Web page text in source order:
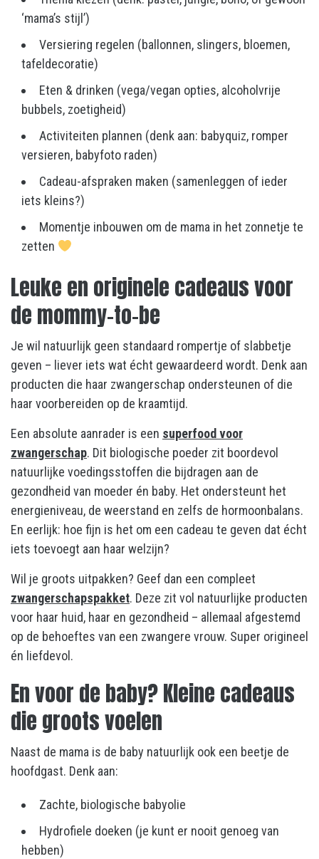
‘mama’s stijl’)
Versiering regelen (ballonnen, slingers, bloemen,
tafeldecoratie)
Eten & drinken (vega/vegan opties, alcoholvrije
bubbels, zoetigheid)
Activiteiten plannen (denk aan: babyquiz, romper
versieren, babyfoto raden)
Cadeau-afspraken maken (samenleggen of ieder
iets kleins?)
Momentje inbouwen om de mama in het zonnetje te
zetten
Leuke en originele cadeaus voor
de mommy-to-be
Je wil natuurlijk geen standaard rompertje of slabbetje
geven – liever iets wat écht gewaardeerd wordt. Denk aan
producten die haar zwangerschap ondersteunen of die
haar voorbereiden op de kraamtijd.
Een absolute aanrader is een superfood voor
zwangerschap. Dit biologische poeder zit boordevol
natuurlijke voedingsstoffen die bijdragen aan de
gezondheid van moeder én baby. Het ondersteunt het
energieniveau, de weerstand en zelfs de hormoonbalans.
En eerlijk: hoe fijn is het om een cadeau te geven dat écht
iets toevoegt aan haar welzijn?
Wil je groots uitpakken? Geef dan een compleet
zwangerschapspakket. Deze zit vol natuurlijke producten
voor haar huid, haar en gezondheid – allemaal afgestemd
op de behoeftes van een zwangere vrouw. Super origineel
én liefdevol.
En voor de baby? Kleine cadeaus
die groots voelen
Naast de mama is de baby natuurlijk ook een beetje de
hoofdgast. Denk aan:
Zachte, biologische babyolie
Hydrofiele doeken (je kunt er nooit genoeg van
hebben)